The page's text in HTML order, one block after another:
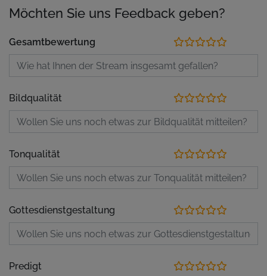
Möchten Sie uns Feedback geben?
Gesamtbewertung
Bildqualität
Tonqualität
Gottesdienstgestaltung
Predigt